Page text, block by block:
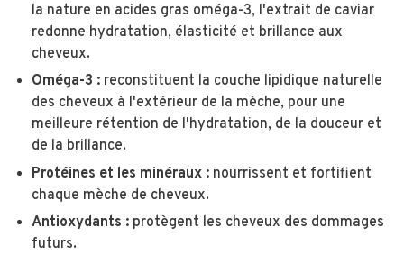
la nature en acides gras oméga-3, l'extrait de caviar
redonne hydratation, élasticité et brillance aux
cheveux.
Oméga-3 : reconstituent la couche lipidique naturelle
des cheveux à l'extérieur de la mèche, pour une
meilleure rétention de l'hydratation, de la douceur et
de la brillance.
Protéines et les minéraux : nourrissent et fortifient
chaque mèche de cheveux.
Antioxydants : protègent les cheveux des dommages
futurs.